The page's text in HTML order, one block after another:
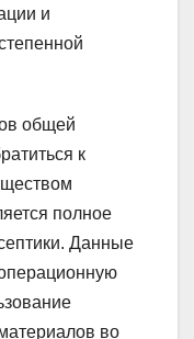
и
общей
к
полное
Данные
во